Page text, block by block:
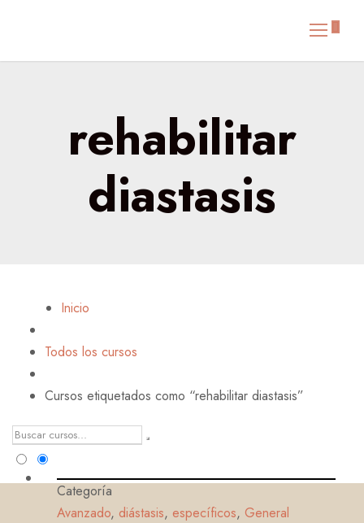
rehabilitar
diastasis
Inicio
Todos los cursos
Cursos etiquetados como “rehabilitar diastasis”
Categoría
Avanzado, diástasis, específicos, General